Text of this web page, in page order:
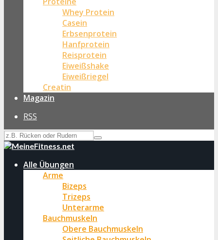
Whey Protein
Casein
Erbsenprotein
Hanfprotein
Reisprotein
Eiweißshake
Eiweißriegel
Creatin
Magazin
RSS
Alle Übungen
Arme
Bizeps
Trizeps
Unterarme
Bauchmuskeln
Obere Bauchmuskeln